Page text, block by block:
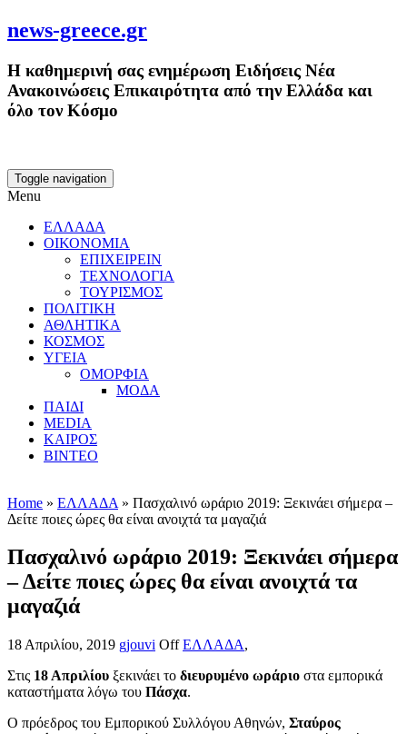
news-greece.gr
Η καθημερινή σας ενημέρωση Ειδήσεις Νέα
Ανακοινώσεις Επικαιρότητα από την Ελλάδα και
όλο τον Κόσμο
Toggle navigation
Menu
ΕΛΛΑΔΑ
ΟΙΚΟΝΟΜΙΑ
ΕΠΙΧΕΙΡΕΙΝ
ΤΕΧΝΟΛΟΓΙΑ
ΤΟΥΡΙΣΜΟΣ
ΠΟΛΙΤΙΚΗ
ΑΘΛΗΤΙΚΑ
ΚΟΣΜΟΣ
ΥΓΕΙΑ
ΟΜΟΡΦΙΑ
ΜΟΔΑ
ΠΑΙΔΙ
MEDIA
ΚΑΙΡΟΣ
ΒΙΝΤΕΟ
Home » ΕΛΛΑΔΑ » Πασχαλινό ωράριο 2019: Ξεκινάει σήμερα –
Δείτε ποιες ώρες θα είναι ανοιχτά τα μαγαζιά
Πασχαλινό ωράριο 2019: Ξεκινάει σήμερα
– Δείτε ποιες ώρες θα είναι ανοιχτά τα
μαγαζιά
18 Απριλίου, 2019 gjouvi Off ΕΛΛΑΔΑ,
Στις 18 Απριλίου ξεκινάει το διευρυμένο ωράριο στα εμπορικά
καταστήματα λόγω του Πάσχα.
Ο πρόεδρος του Εμπορικού Συλλόγου Αθηνών, Σταύρος